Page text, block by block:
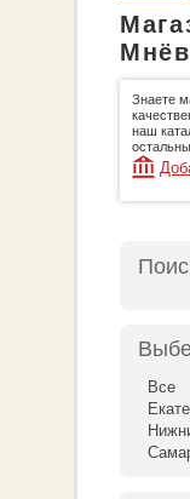
Знаете
наш
Все